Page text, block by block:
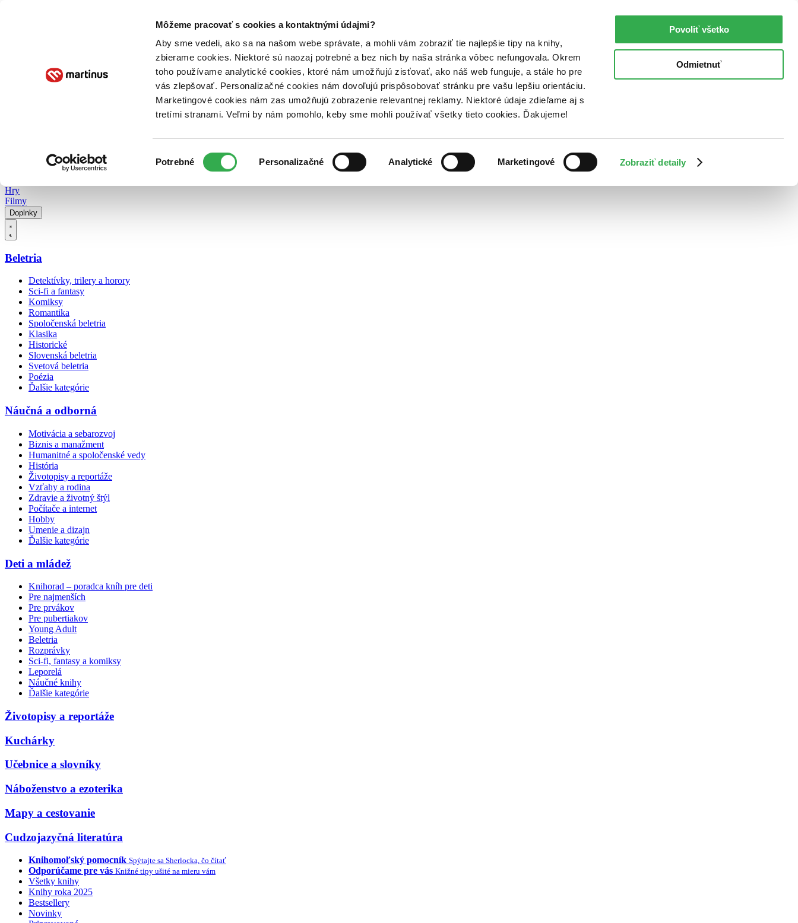
Môžeme pracovať s cookies a kontaktnými údajmi?
Aby sme vedeli, ako sa na našom webe správate, a mohli vám zobraziť tie najlepšie tipy na knihy,
zbierame cookies. Niektoré sú naozaj potrebné a bez nich by naša stránka vôbec nefungovala. Okrem
toho používame analytické cookies, ktoré nám umožňujú zisťovať, ako náš web funguje, a stále ho pre
vás zlepšovať. Personalizačné cookies nám dovoľujú prispôsobovať stránku pre vašu lepšiu orientáciu.
Marketingové cookies nám zas umožňujú zobrazenie relevantnej reklamy. Niektoré údaje zdieľame aj s
tretími stranami. Veľmi by nám pomohlo, keby sme mohli používať všetky tieto cookies. Ďakujeme!
súhlasu
Potrebné Personalizačné Analytické Marketingové Zobraziť detaily
Povoliť všetko
Odmietnuť
Poukážky Kontakt
Hry
Filmy
Doplnky
Beletria
Detektívky, trilery a horory
Sci-fi a fantasy
Komiksy
Romantika
Spoločenská beletria
Klasika
Historické
Slovenská beletria
Svetová beletria
Poézia
Ďalšie kategórie
Náučná a odborná
Motivácia a sebarozvoj
Biznis a manažment
Humanitné a spoločenské vedy
História
Životopisy a reportáže
Vzťahy a rodina
Zdravie a životný štýl
Počítače a internet
Hobby
Umenie a dizajn
Ďalšie kategórie
Deti a mládež
Knihorad – poradca kníh pre deti
Pre najmenších
Pre prvákov
Pre pubertiakov
Young Adult
Beletria
Rozprávky
Sci-fi, fantasy a komiksy
Leporelá
Náučné knihy
Ďalšie kategórie
Životopisy a reportáže
Kuchárky
Učebnice a slovníky
Náboženstvo a ezoterika
Mapy a cestovanie
Cudzojazyčná literatúra
Knihomoľský pomocník Spýtajte sa Sherlocka, čo čítať
Odporúčame pre vás Knižné tipy ušité na mieru vám
Všetky knihy
Knihy roka 2025
Bestsellery
Novinky